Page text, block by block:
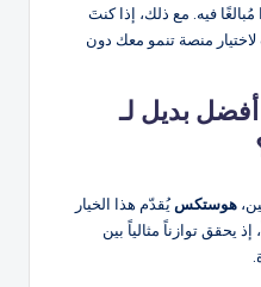
فيه. مع ذلك، إذا كنتَ
منصة تنمو معك دون
لماذا يعتبر Hostex أفضل بديل لـ
هوستكس يُقدّم هذا الخيار
يحقق توازناً مثالياً بين